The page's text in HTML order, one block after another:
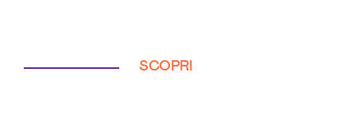
SCOPRI